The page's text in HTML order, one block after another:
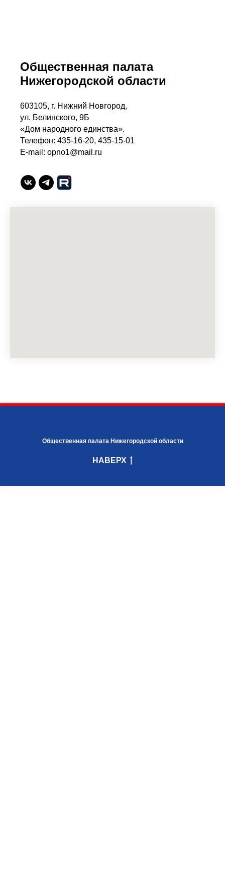
Общественная палата
Нижегородской области
603105, г. Нижний Новгород,
ул. Белинского, 9Б
«Дом народного единства».
Телефон: 435-16-20, 435-15-01
E-mail: opno1@mail.ru
Общественная палата Нижегородской области
НАВЕРХ